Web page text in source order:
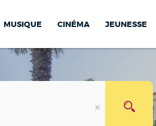
MUSIQUE CINÉMA JEUNESSE